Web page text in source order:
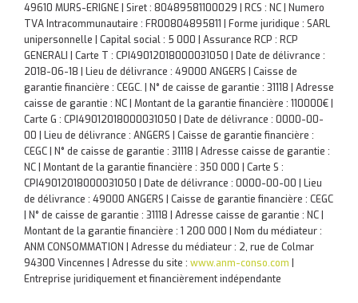
49610 MURS-ERIGNE | Siret : 80489581100029 | RCS : NC | Numero
TVA Intracommunautaire : FR00804895811 | Forme juridique : SARL
unipersonnelle | Capital social : 5 000 | Assurance RCP : RCP
GENERALI | Carte T : CPI49012018000031050 | Date de délivrance :
2018-06-18 | Lieu de délivrance : 49000 ANGERS | Caisse de
garantie financière : CEGC. | N° de caisse de garantie : 31118 | Adresse
caisse de garantie : NC | Montant de la garantie financière : 110000€ |
Carte G : CPI49012018000031050 | Date de délivrance : 0000-00-
00 | Lieu de délivrance : ANGERS | Caisse de garantie financière :
CEGC | N° de caisse de garantie : 31118 | Adresse caisse de garantie :
NC | Montant de la garantie financière : 350 000 | Carte S :
CPI49012018000031050 | Date de délivrance : 0000-00-00 | Lieu
de délivrance : 49000 ANGERS | Caisse de garantie financière : CEGC
| N° de caisse de garantie : 31118 | Adresse caisse de garantie : NC |
Montant de la garantie financière : 1 200 000 | Nom du médiateur :
ANM CONSOMMATION | Adresse du médiateur : 2, rue de Colmar
94300 Vincennes | Adresse du site : www.anm-conso.com
Entreprise juridiquement et financièrement indépendante